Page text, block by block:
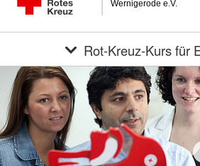
Wernigerode e.V.
Rot-Kreuz-Kurs für